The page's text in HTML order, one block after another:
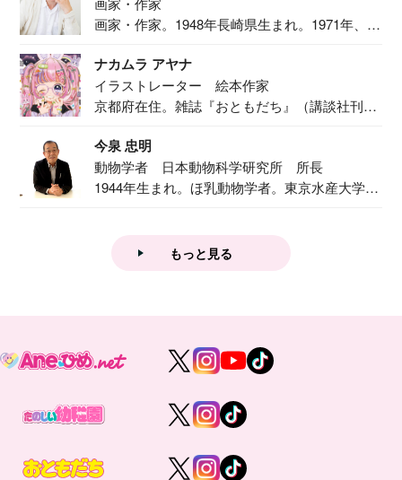
画家・作家。1948年長崎県生まれ。1971年、
ナカムラ アヤナ
イラストレーター 絵本作家
京都府在住。雑誌『おともだち』（講談社刊）
今泉 忠明
動物学者 日本動物科学研究所 所長
1944年生まれ。ほ乳動物学者。東京水産大学卒
もっと見る